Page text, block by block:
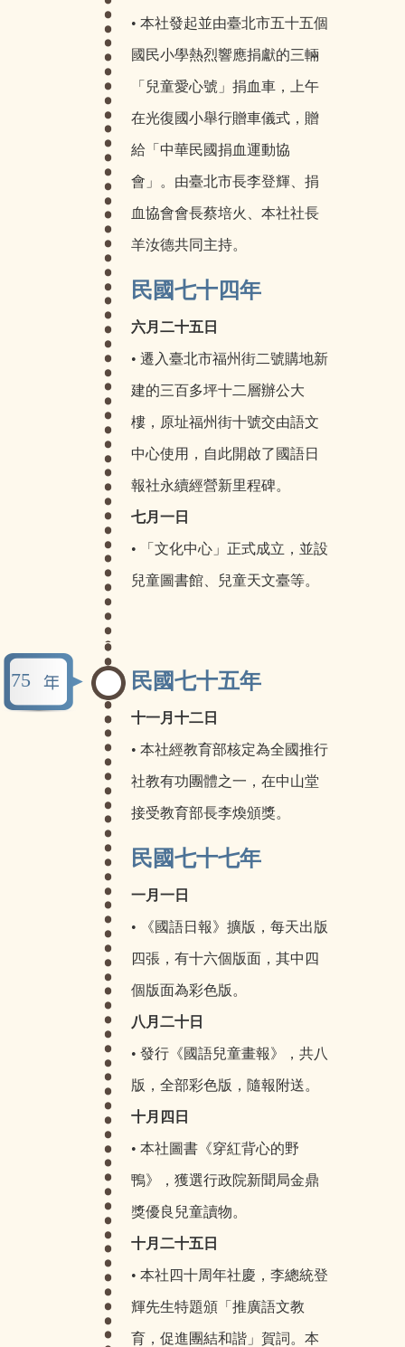
• 本社發起並由臺北市五十五個
國民小學熱烈響應捐獻的三輛
「兒童愛心號」捐血車，上午
在光復國小舉行贈車儀式，贈
給「中華民國捐血運動協
會」。由臺北市長李登輝、捐
血協會會長蔡培火、本社社長
羊汝德共同主持。
民國七十四年
六月二十五日
• 遷入臺北市福州街二號購地新
建的三百多坪十二層辦公大
樓，原址福州街十號交由語文
中心使用，自此開啟了國語日
報社永續經營新里程碑。
七月一日
• 「文化中心」正式成立，並設
兒童圖書館、兒童天文臺等。
75 民國七十五年
十一月十二日
• 本社經教育部核定為全國推行
社教有功團體之一，在中山堂
接受教育部長李煥頒獎。
民國七十七年
一月一日
• 《國語日報》擴版，每天出版
四張，有十六個版面，其中四
個版面為彩色版。
八月二十日
• 發行《國語兒童畫報》，共八
版，全部彩色版，隨報附送。
十月四日
• 本社圖書《穿紅背心的野
鴨》，獲選行政院新聞局金鼎
獎優良兒童讀物。
十月二十五日
• 本社四十周年社慶，李總統登
輝先生特題頒「推廣語文教
育，促進團結和諧」賀詞。本